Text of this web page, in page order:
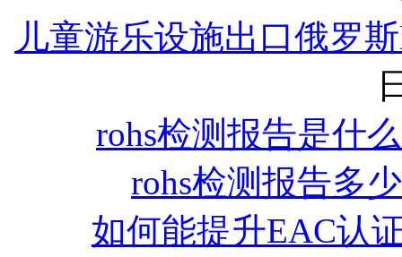
儿童游乐设施出口俄罗
rohs检测报告是什
rohs检测报告多
如何能提升EAC认